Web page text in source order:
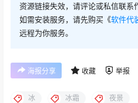
资源链接失效，请评论或私信联系
如需安装服务，请先购买《软件代
远程为你服务。
海报分享 收藏 举报
冰 冰霜 夜景